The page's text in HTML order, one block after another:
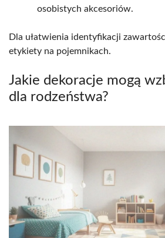
osobistych akcesoriów.
Dla ułatwienia identyfikacji
etykiety na pojemnikach.
Jakie dekoracje mogą
dla rodzeństwa?